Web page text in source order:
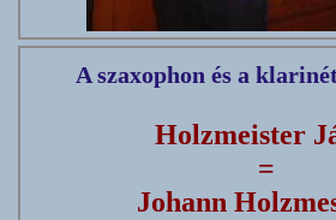
A szaxophon és a
Holzmeister
=
Johann